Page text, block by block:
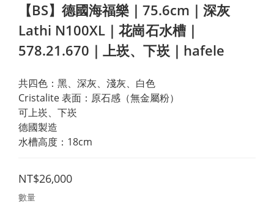
【BS】德國海福樂｜75.6cm｜深灰
Lathi N100XL｜花崗石水槽｜
578.21.670｜上崁、下崁｜hafele
共四色：黑、深灰、淺灰、白色
Cristalite 表面：原石感（無金屬粉）
可上崁、下崁
德國製造
水槽高度：18cm
NT$26,000
數量